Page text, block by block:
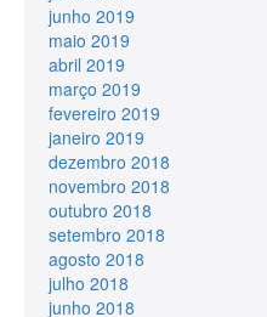
junho 2019
maio 2019
abril 2019
março 2019
fevereiro 2019
janeiro 2019
dezembro 2018
novembro 2018
outubro 2018
setembro 2018
agosto 2018
julho 2018
junho 2018